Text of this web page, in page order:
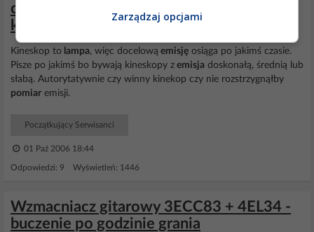
czerwieni po kilku sekundach, czy to
kineskop?
Kineskop to lampa, więc docelową emisję osiąga po jakimś czasie.
Pisze po jakimś bo bywają kineskopy z emisja doskonałą, średnią lub
słabą. Autorytatywnie czy winny kinekop czy nie rozstrzygnąłby
pomiar emisji.
Początkujący Serwisanci
01 Paź 2006 18:44
Odpowiedzi: 9 Wyświetleń: 1446
Wzmacniacz gitarowy 3ECC83 + 4EL34 -
buczenie po godzinie grania
Zarządzaj opcjami